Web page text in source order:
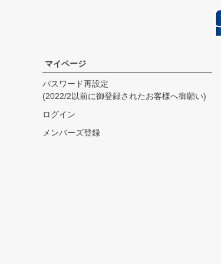
45
70.0cm
37
55.0cm
マイページ
パスワード再設定
(2022/2以前に御登録されたお客様へ御願い)
ログイン
メンバーズ登録